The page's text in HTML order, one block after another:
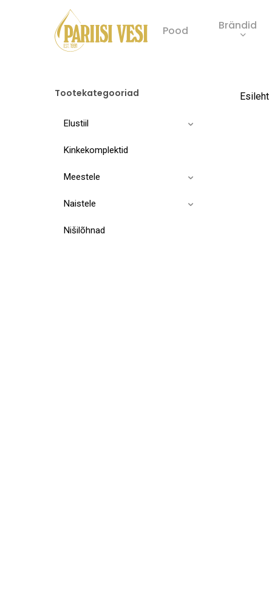
Pood Brändid
Tootekategooriad
Elustiil
Kinkekomplektid
Meestele
Naistele
Nišilõhnad
Esileht